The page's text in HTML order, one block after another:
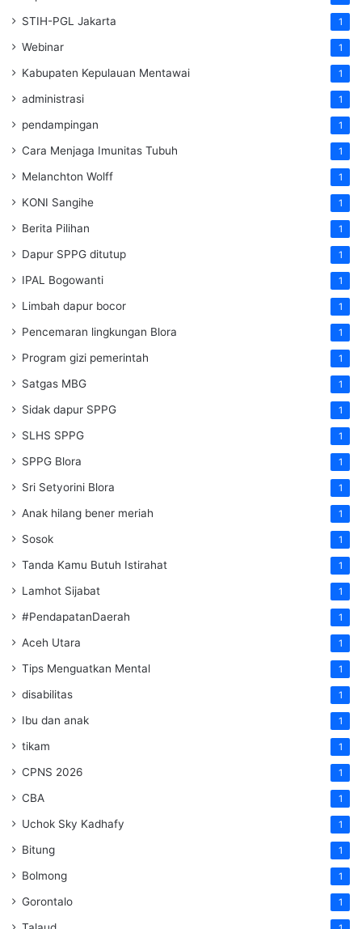
STIH-PGL Jakarta 1
Webinar 1
Kabupaten Kepulauan Mentawai 1
administrasi 1
pendampingan 1
Cara Menjaga Imunitas Tubuh 1
Melanchton Wolff 1
KONI Sangihe 1
Berita Pilihan 1
Dapur SPPG ditutup 1
IPAL Bogowanti 1
Limbah dapur bocor 1
Pencemaran lingkungan Blora 1
Program gizi pemerintah 1
Satgas MBG 1
Sidak dapur SPPG 1
SLHS SPPG 1
SPPG Blora 1
Sri Setyorini Blora 1
Anak hilang bener meriah 1
Sosok 1
Tanda Kamu Butuh Istirahat 1
Lamhot Sijabat 1
#PendapatanDaerah 1
Aceh Utara 1
Tips Menguatkan Mental 1
disabilitas 1
Ibu dan anak 1
tikam 1
CPNS 2026 1
CBA 1
Uchok Sky Kadhafy 1
Bitung 1
Bolmong 1
Gorontalo 1